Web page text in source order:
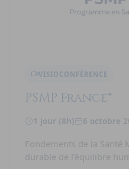
VISIOCONFÉRENCE
PSMP France®
1 jour (8h) 6 octobre
Fondements de la Santé
durable de l’équilibre